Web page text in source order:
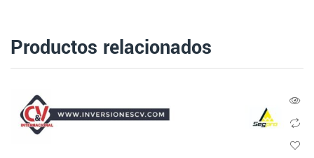
Productos relacionados